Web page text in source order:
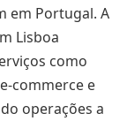
em Portugal. A
Lisboa
como
commerce e
operações a